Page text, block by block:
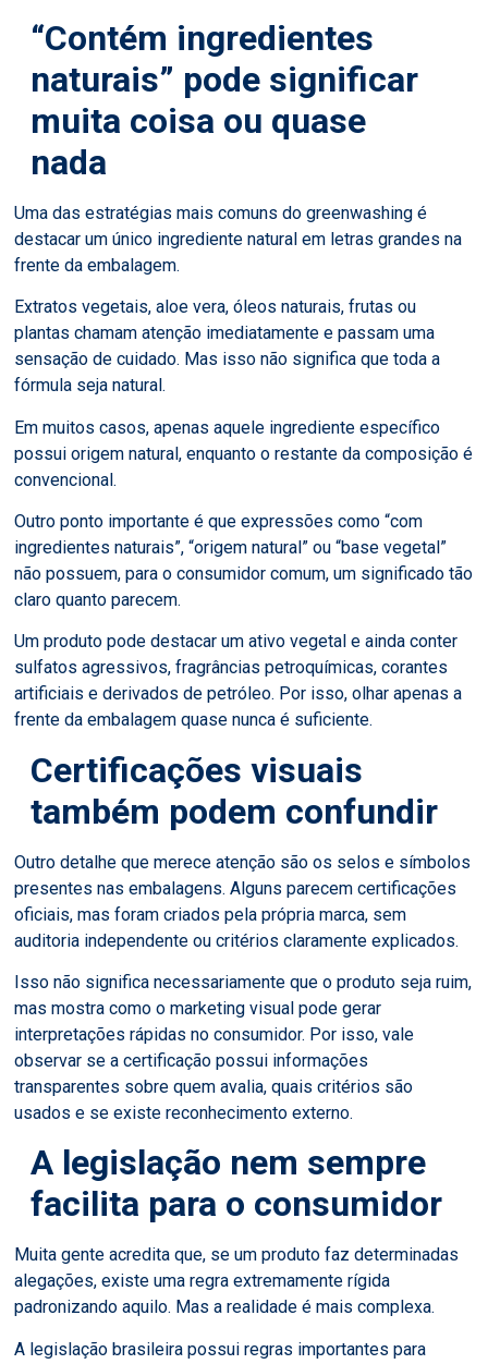
“Contém ingredientes
naturais” pode significar
muita coisa ou quase
nada
Uma das estratégias mais comuns do greenwashing é
destacar um único ingrediente natural em letras grandes na
frente da embalagem.
Extratos vegetais, aloe vera, óleos naturais, frutas ou
plantas chamam atenção imediatamente e passam uma
sensação de cuidado. Mas isso não significa que toda a
fórmula seja natural.
Em muitos casos, apenas aquele ingrediente específico
possui origem natural, enquanto o restante da composição é
convencional.
Outro ponto importante é que expressões como “com
ingredientes naturais”, “origem natural” ou “base vegetal”
não possuem, para o consumidor comum, um significado tão
claro quanto parecem.
Um produto pode destacar um ativo vegetal e ainda conter
sulfatos agressivos, fragrâncias petroquímicas, corantes
artificiais e derivados de petróleo. Por isso, olhar apenas a
frente da embalagem quase nunca é suficiente.
Certificações visuais
também podem confundir
Outro detalhe que merece atenção são os selos e símbolos
presentes nas embalagens. Alguns parecem certificações
oficiais, mas foram criados pela própria marca, sem
auditoria independente ou critérios claramente explicados.
Isso não significa necessariamente que o produto seja ruim,
mas mostra como o marketing visual pode gerar
interpretações rápidas no consumidor. Por isso, vale
observar se a certificação possui informações
transparentes sobre quem avalia, quais critérios são
usados e se existe reconhecimento externo.
A legislação nem sempre
facilita para o consumidor
Muita gente acredita que, se um produto faz determinadas
alegações, existe uma regra extremamente rígida
padronizando aquilo. Mas a realidade é mais complexa.
A legislação brasileira possui regras importantes para